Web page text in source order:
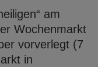
am
Wochenmarkt
vorverlegt (7
in